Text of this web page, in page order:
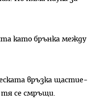
като брънка между
връзка щастие-
тя се смръщи.